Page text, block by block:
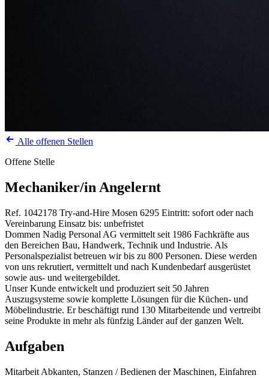
Alle offenen Stellen
Offene Stelle
Mechaniker/in Angelernt
Ref. 1042178 Try-and-Hire Mosen 6295 Eintritt: sofort oder nach
Vereinbarung Einsatz bis: unbefristet
Dommen Nadig Personal AG vermittelt seit 1986 Fachkräfte aus
den Bereichen Bau, Handwerk, Technik und Industrie. Als
Personalspezialist betreuen wir bis zu 800 Personen. Diese werden
von uns rekrutiert, vermittelt und nach Kundenbedarf ausgerüstet
sowie aus- und weitergebildet.
Unser Kunde entwickelt und produziert seit 50 Jahren
Auszugsysteme sowie komplette Lösungen für die Küchen- und
Möbelindustrie. Er beschäftigt rund 130 Mitarbeitende und vertreibt
seine Produkte in mehr als fünfzig Länder auf der ganzen Welt.
Aufgaben
Mitarbeit Abkanten, Stanzen / Bedienen der Maschinen, Einfahren